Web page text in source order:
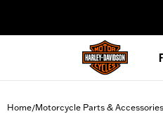
Home/Motorcycle Parts & Accessories